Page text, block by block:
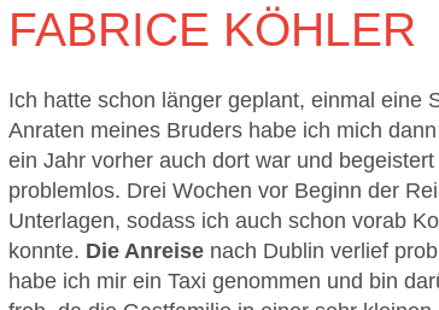
FABRICE KÖHLER
Ich hatte schon länger geplant, einmal eine
Anraten meines Bruders habe ich mich
ein Jahr vorher auch dort war und
problemlos. Drei Wochen vor Beginn der
Unterlagen, sodass ich auch schon vorab
konnte. Die Anreise nach Dublin verlief
habe ich mir ein Taxi genommen und bin